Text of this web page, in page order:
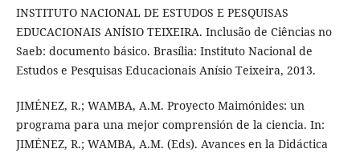
INSTITUTO NACIONAL DE ESTUDOS E PESQUISAS
EDUCACIONAIS ANÍSIO TEIXEIRA. Inclusão de Ciências no
Saeb: documento básico. Brasília: Instituto Nacional de
Estudos e Pesquisas Educacionais Anísio Teixeira, 2013.
JIMÉNEZ, R.; WAMBA, A.M. Proyecto Maimónides: un
programa para una mejor comprensión de la ciencia. In:
JIMÉNEZ, R.; WAMBA, A.M. (Eds). Avances en la Didáctica